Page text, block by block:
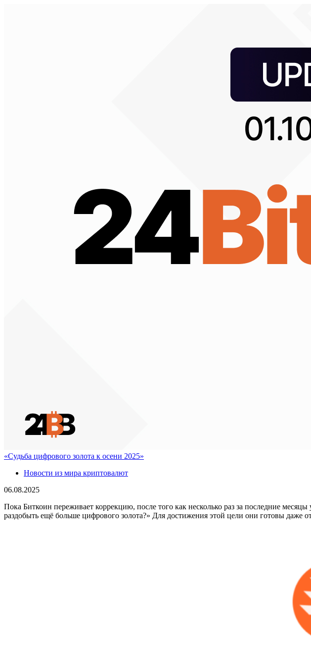
«Судьба цифрового золота к осени 2025»
Новости из мира криптовалют
06.08.2025
Пока Биткоин переживает коррекцию, после того как несколько раз за последние
раздобыть ещё больше цифрового золота?» Для достижения этой цели они готовы даже